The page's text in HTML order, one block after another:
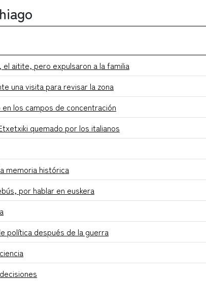
aitite, pero expulsaron a la familia
una visita para revisar la zona
los campos de concentración
quemado por los italianos
memoria histórica
por hablar en euskera
política después de la guerra